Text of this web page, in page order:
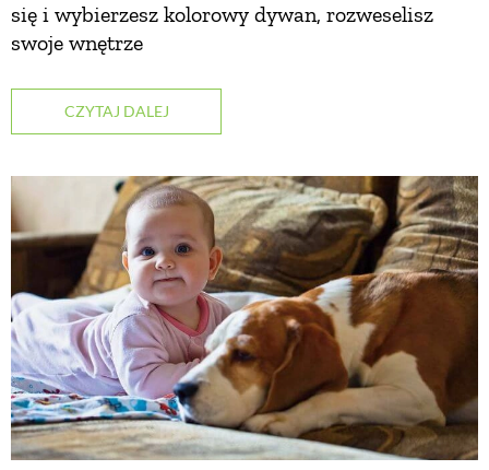
się i wybierzesz kolorowy dywan, rozweselisz
swoje wnętrze
CZYTAJ DALEJ